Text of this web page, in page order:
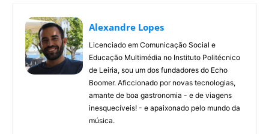
Alexandre Lopes
Licenciado em Comunicação Social e
Educação Multimédia no Instituto Politécnico
de Leiria, sou um dos fundadores do Echo
Boomer. Aficcionado por novas tecnologias,
amante de boa gastronomia - e de viagens
inesquecíveis! - e apaixonado pelo mundo da
música.